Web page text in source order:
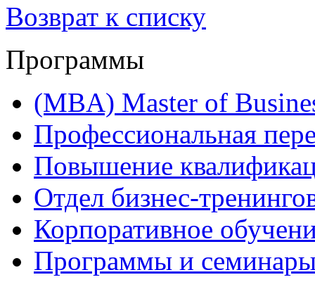
Возврат к списку
Программы
(MBA) Master of
Профессиональная
Повышение
Отдел бизнес-
Корпоративное
Программы и